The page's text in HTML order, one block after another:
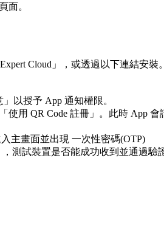
面。
Cloud」，或透過以下連結安裝
以授予 App 通知權限。
使用 QR Code 註冊」。此時 App
主畫面並出現 一次性密碼(OTP)
測試裝置是否能成功收到並通過驗